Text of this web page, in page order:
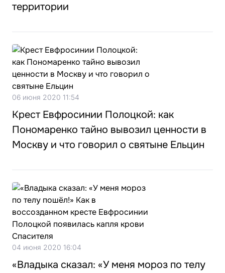
территории
06 июня 2020 11:54
Крест Евфросинии Полоцкой: как
Пономаренко тайно вывозил ценности в
Москву и что говорил о святыне Ельцин
04 июня 2020 16:04
«Владыка сказал: «У меня мороз по телу